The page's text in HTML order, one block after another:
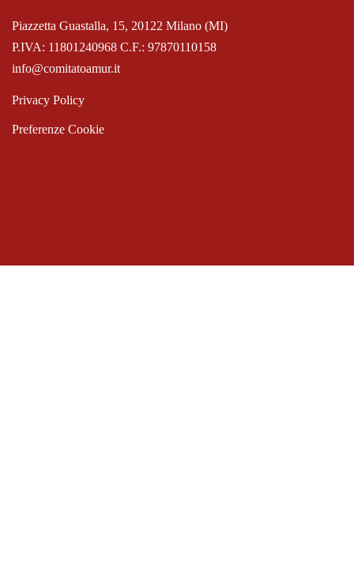
P.IVA: 11801240968 C.F.: 97870110158
Piazzetta Guastalla, 15, 20122 Milano (MI)
info@comitatoamur.it
Privacy Policy
Preferenze Cookie